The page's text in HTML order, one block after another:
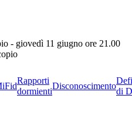
- giovedì 11 giugno ore 21.00
Rapporti
dormienti
Disconoscimento
di